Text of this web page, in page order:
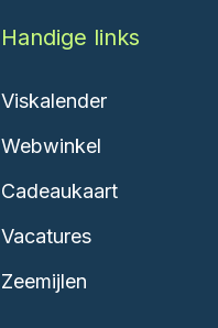
Handige links
Viskalender
Webwinkel
Cadeaukaart
Vacatures
Zeemijlen